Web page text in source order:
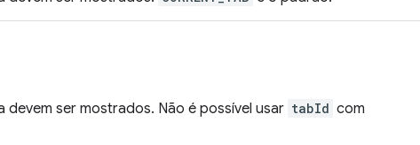
ser mostrados. Não é possível usar tabId com